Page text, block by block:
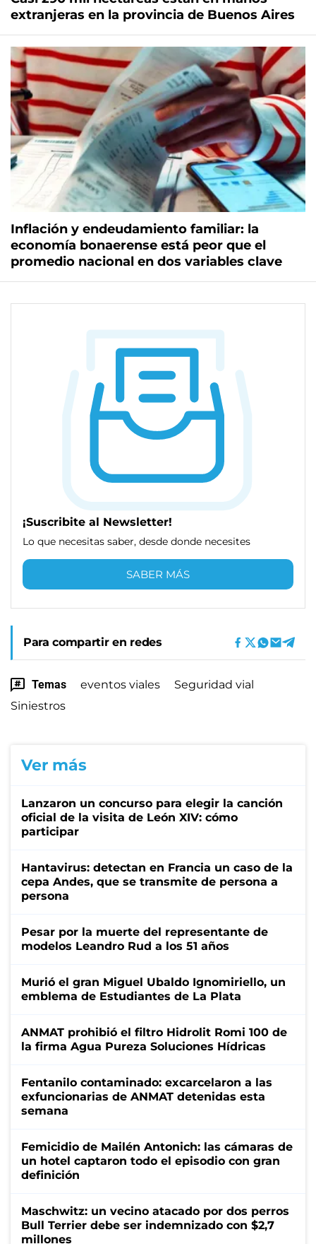
extranjeras en la provincia de Buenos Aires
Inflación y endeudamiento familiar: la
economía bonaerense está peor que el
promedio nacional en dos variables clave
¡Suscribite al Newsletter!
Lo que necesitas saber, desde donde necesites
SABER MÁS
Para compartir en redes
Temas eventos viales
Seguridad vial
Siniestros
Ver más
Lanzaron un concurso para elegir la canción
oficial de la visita de León XIV: cómo
participar
Hantavirus: detectan en Francia un caso de la
cepa Andes, que se transmite de persona a
persona
Pesar por la muerte del representante de
modelos Leandro Rud a los 51 años
Murió el gran Miguel Ubaldo Ignomiriello, un
emblema de Estudiantes de La Plata
ANMAT prohibió el filtro Hidrolit Romi 100 de
la firma Agua Pureza Soluciones Hídricas
Fentanilo contaminado: excarcelaron a las
exfuncionarias de ANMAT detenidas esta
semana
Femicidio de Mailén Antonich: las cámaras de
un hotel captaron todo el episodio con gran
definición
Maschwitz: un vecino atacado por dos perros
Bull Terrier debe ser indemnizado con $2,7
millones